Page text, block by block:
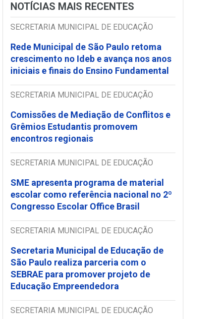
NOTÍCIAS MAIS RECENTES
SECRETARIA MUNICIPAL DE EDUCAÇÃO
Rede Municipal de São Paulo retoma
crescimento no Ideb e avança nos anos
iniciais e finais do Ensino Fundamental
SECRETARIA MUNICIPAL DE EDUCAÇÃO
Comissões de Mediação de Conflitos e
Grêmios Estudantis promovem
encontros regionais
SECRETARIA MUNICIPAL DE EDUCAÇÃO
SME apresenta programa de material
escolar como referência nacional no 2º
Congresso Escolar Office Brasil
SECRETARIA MUNICIPAL DE EDUCAÇÃO
Secretaria Municipal de Educação de
São Paulo realiza parceria com o
SEBRAE para promover projeto de
Educação Empreendedora
SECRETARIA MUNICIPAL DE EDUCAÇÃO